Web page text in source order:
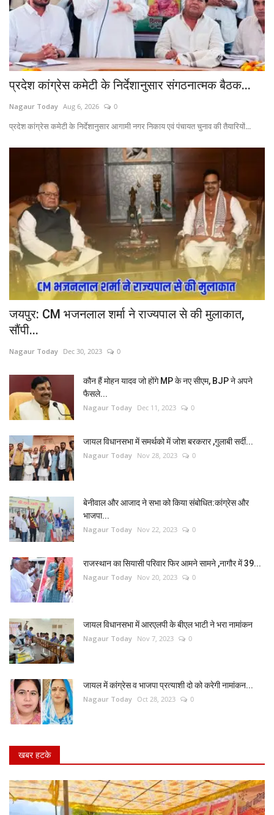
प्रदेश कांग्रेस कमेटी के निर्देशानुसार संगठनात्मक बैठक...
Nagaur Today Aug 6, 2026 0
प्रदेश कांग्रेस कमेटी के निर्देशानुसार आगामी नगर निकाय एवं पंचायत चुनाव की तैयारियों...
जयपुर: CM भजनलाल शर्मा ने राज्यपाल से की मुलाकात,
सौंपी...
Nagaur Today Dec 30, 2023 0
कौन हैं मोहन यादव जो होंगे MP के नए सीएम, BJP ने अपने
फैसले...
Nagaur Today Dec 11, 2023 0
जायल विधानसभा में समर्थको में जोश बरकरार ,गुलाबी सर्दी...
Nagaur Today Nov 28, 2023 0
बेनीवाल और आजाद ने सभा को किया संबोधित:कांग्रेस और
भाजपा...
Nagaur Today Nov 22, 2023 0
राजस्थान का सियासी परिवार फिर आमने सामने ,नागौर में 39...
Nagaur Today Nov 20, 2023 0
जायल विधानसभा में आरएलपी के बीएल भाटी ने भरा नामांकन
Nagaur Today Nov 7, 2023 0
जायल में कांग्रेस व भाजपा प्रत्याशी दो को करेगी नामांकन...
Nagaur Today Oct 28, 2023 0
खबर हटके